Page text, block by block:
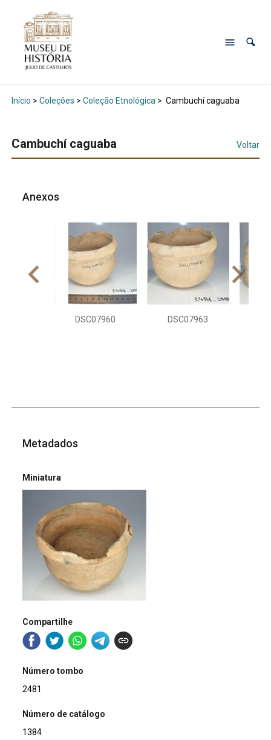
Início > Coleções > Coleção Etnológica > Cambuchí caguaba
Cambuchí caguaba Voltar
Anexos
DSC07960 DSC07963
Metadados
Miniatura
Compartilhe
Número tombo
2481
Número de catálogo
1384